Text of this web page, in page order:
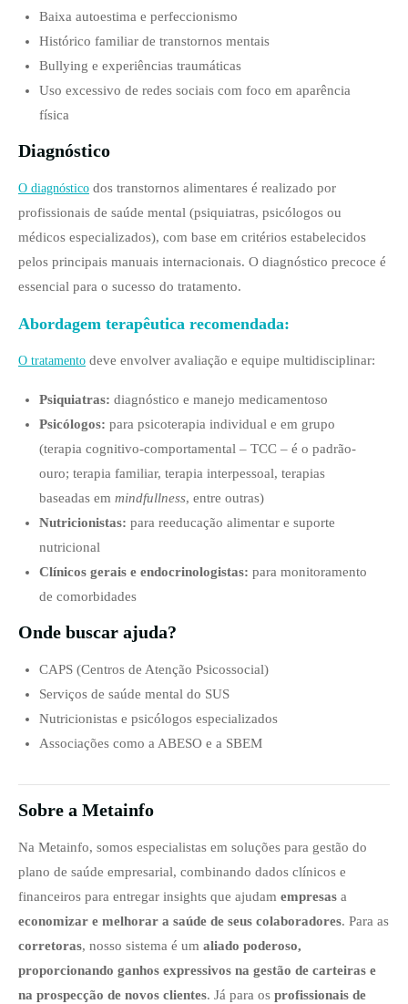
Baixa autoestima e perfeccionismo
Histórico familiar de transtornos mentais
Bullying e experiências traumáticas
Uso excessivo de redes sociais com foco em aparência
física
Diagnóstico
O diagnóstico dos transtornos alimentares é realizado por
profissionais de saúde mental (psiquiatras, psicólogos ou
médicos especializados), com base em critérios estabelecidos
pelos principais manuais internacionais. O diagnóstico precoce é
essencial para o sucesso do tratamento.
Abordagem terapêutica recomendada:
O tratamento deve envolver avaliação e equipe multidisciplinar:
Psiquiatras: diagnóstico e manejo medicamentoso
Psicólogos: para psicoterapia individual e em grupo
(terapia cognitivo-comportamental – TCC – é o padrão-
ouro; terapia familiar, terapia interpessoal, terapias
baseadas em mindfullness, entre outras)
Nutricionistas: para reeducação alimentar e suporte
nutricional
Clínicos gerais e endocrinologistas: para monitoramento
de comorbidades
Onde buscar ajuda?
CAPS (Centros de Atenção Psicossocial)
Serviços de saúde mental do SUS
Nutricionistas e psicólogos especializados
Associações como a ABESO e a SBEM
Sobre a Metainfo
Na Metainfo, somos especialistas em soluções para gestão do
plano de saúde empresarial, combinando dados clínicos e
financeiros para entregar insights que ajudam empresas a
economizar e melhorar a saúde de seus colaboradores. Para as
corretoras, nosso sistema é um aliado poderoso,
proporcionando ganhos expressivos na gestão de carteiras e
na prospecção de novos clientes. Já para os profissionais de